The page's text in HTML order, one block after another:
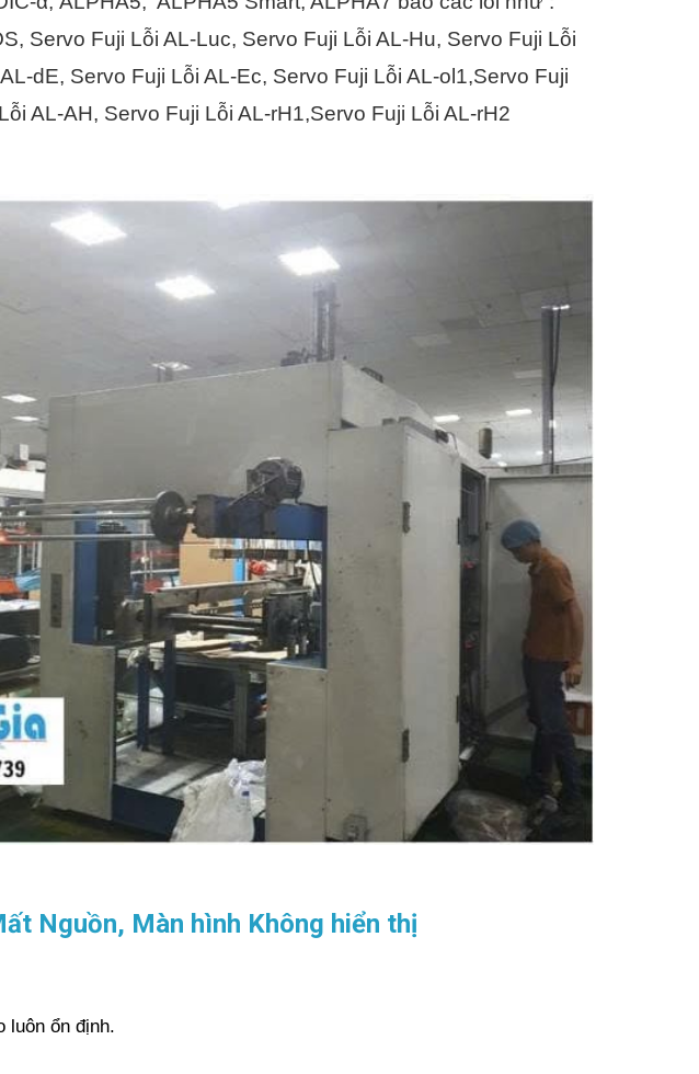
Servo Fuji Lỗi AL-Luc, Servo Fuji Lỗi AL-Hu, Servo Fuji Lỗi
dE, Servo Fuji Lỗi AL-Ec, Servo Fuji Lỗi AL-ol1,Servo Fuji
AL-AH, Servo Fuji Lỗi AL-rH1,Servo Fuji Lỗi AL-rH2
Nguồn, Màn hình Không hiển thị
luôn ổn định.